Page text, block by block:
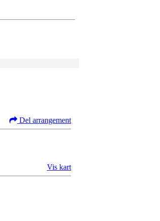
Del arrangement
Vis kart